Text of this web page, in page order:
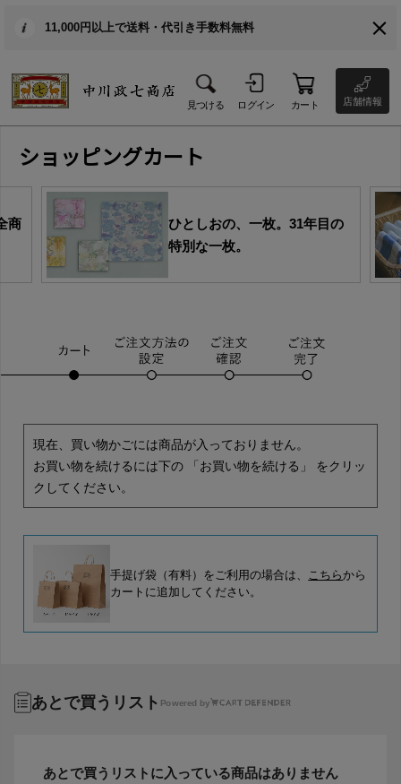
11,000円以上で送料・代引き手数料無料
見つける ログイン カート 店舗情報
ショッピングカート
商
ひとしおの、一枚。31年目の
特別な一枚。
現在、買い物かごには商品が入っておりません。
お買い物を続けるには下の 「お買い物を続ける」 をクリッ
クしてください。
手提げ袋（有料）をご利用の場合は、 こちらから
カートに追加してください。
あとで買うリスト Powered by
あとで買うリストに入っている商品はありません